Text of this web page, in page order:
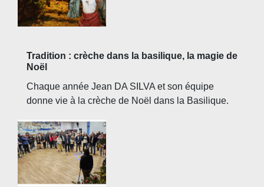
Tradition : crèche dans la basilique, la magie de
Noël
Chaque année Jean DA SILVA et son équipe
donne vie à la crèche de Noël dans la Basilique.